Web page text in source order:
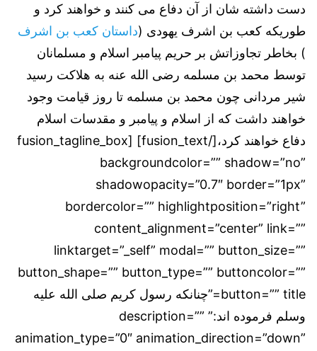
دست داشته شان از آن دفاع می کنند و خواهند کرد و
طوریکه کعب بن اشرف یهودی (داستان کعب بن اشرف
) بخاطر تجاوزاتش بر حریم پیامبر اسلام و مسلمانان
توسط محمد بن مسلمه رضی الله عنه به هلاکت رسید
شیر مردانی چون محمد بن مسلمه تا روز قیامت وجود
خواهند داشت که از اسلام و پیامبر و مقدسات اسلام
دفاع خواهند کرد،[/fusion_text] [fusion_tagline_box
backgroundcolor=”” shadow=”no”
shadowopacity=”0.7″ border=”1px”
bordercolor=”” highlightposition=”right”
content_alignment=”center” link=””
linktarget=”_self” modal=”” button_size=””
button_shape=”” button_type=”” buttoncolor=””
button=”” title=”چنانکه رسول کریم صلی الله علیه
وسلم فرموده اند:” description=””
animation_type=”0″ animation_direction=”down”